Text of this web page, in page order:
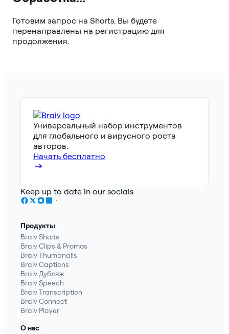
Готовим запрос на Shorts. Вы будете
перенаправлены на регистрацию для
продолжения.
Универсальный набор инструментов
для глобального и вирусного роста
авторов.
Начать бесплатно
Keep up to date in our socials
Продукты
Braiv Shorts
Braiv Clips & Promos
Braiv Thumbnails
Braiv Captions
Braiv Дубляж
Braiv Speech
Braiv Transcription
Braiv Connect
Braiv Player
О нас